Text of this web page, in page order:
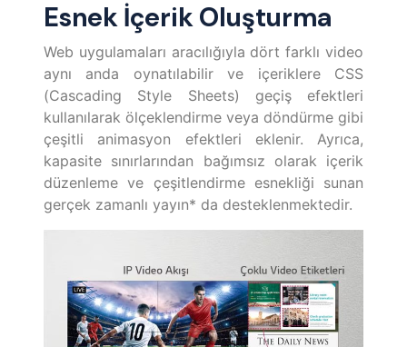
Esnek İçerik Oluşturma
Web uygulamaları aracılığıyla dört farklı video
aynı anda oynatılabilir ve içeriklere CSS
(Cascading Style Sheets) geçiş efektleri
kullanılarak ölçeklendirme veya döndürme gibi
çeşitli animasyon efektleri eklenir. Ayrıca,
kapasite sınırlarından bağımsız olarak içerik
düzenleme ve çeşitlendirme esnekliği sunan
gerçek zamanlı yayın* da desteklenmektedir.